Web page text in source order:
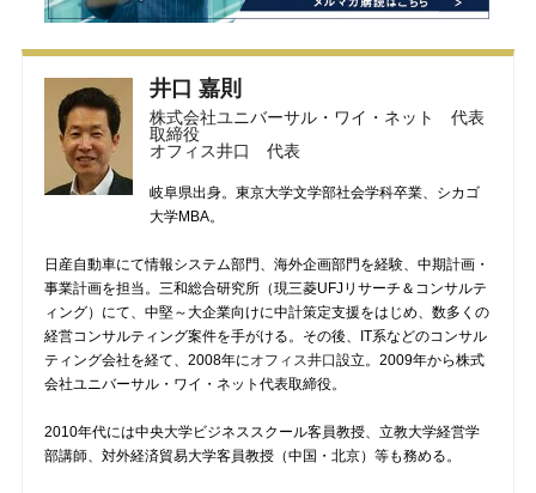
井口 嘉則
株式会社ユニバーサル・ワイ・ネット 代表
取締役
オフィス井口 代表
岐阜県出身。東京大学文学部社会学科卒業、シカゴ
大学MBA。
日産自動車にて情報システム部門、海外企画部門を経験、中期計画・
事業計画を担当。三和総合研究所（現三菱UFJリサーチ＆コンサルテ
ィング）にて、中堅～大企業向けに中計策定支援をはじめ、数多くの
経営コンサルティング案件を手がける。その後、IT系などのコンサル
ティング会社を経て、2008年にオフィス井口設立。2009年から株式
会社ユニバーサル・ワイ・ネット代表取締役。
2010年代には中央大学ビジネススクール客員教授、立教大学経営学
部講師、対外経済貿易大学客員教授（中国・北京）等も務める。